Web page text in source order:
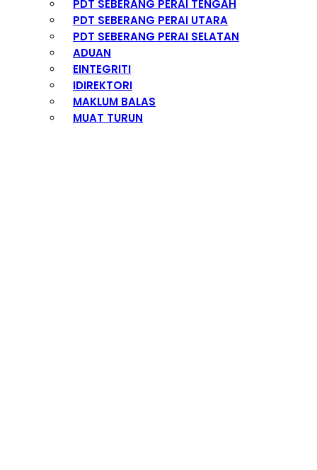
PDT SEBERANG PERAI TENGAH
PDT SEBERANG PERAI UTARA
PDT SEBERANG PERAI SELATAN
ADUAN
EINTEGRITI
IDIREKTORI
MAKLUM BALAS
MUAT TURUN